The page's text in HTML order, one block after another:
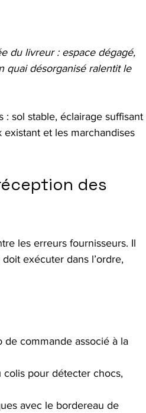
du livreur : espace dégagé,
quai désorganisé ralentit le
: sol stable, éclairage suffisant
et les marchandises
des
les erreurs fournisseurs. Il
exécuter dans l’ordre,
commande associé à la
pour détecter chocs,
avec le bordereau de